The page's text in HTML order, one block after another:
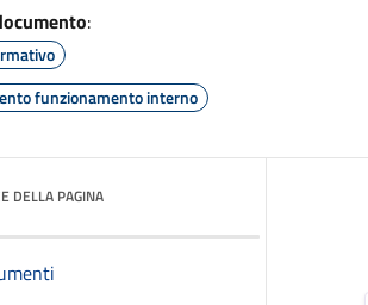
:
funzionamento interno
DELLA PAGINA